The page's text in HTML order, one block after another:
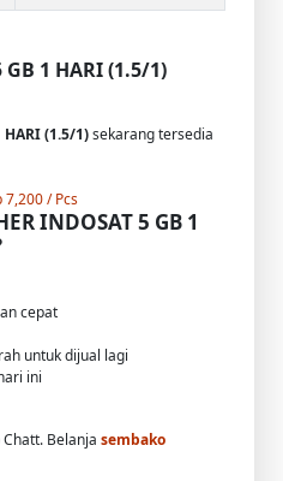
GB 1 HARI (1.5/1)
HARI (1.5/1)sekarang tersedia
7,200 / Pcs
INDOSAT 5 GB 1
cepat
untuk dijual lagi
ini
Belanja sembako